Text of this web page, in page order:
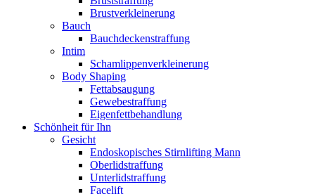
Brustverkleinerung
Bauch
Bauchdeckenstraffung
Intim
Schamlippenverkleinerung
Body Shaping
Fettabsaugung
Gewebestraffung
Eigenfettbehandlung
Schönheit für Ihn
Gesicht
Endoskopisches Stirnlifting Mann
Oberlidstraffung
Unterlidstraffung
Facelift